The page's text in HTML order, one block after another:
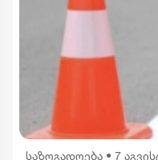
საზოგადოება • 7